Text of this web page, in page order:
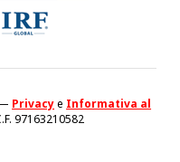
Privacye Informativa al
97163210582